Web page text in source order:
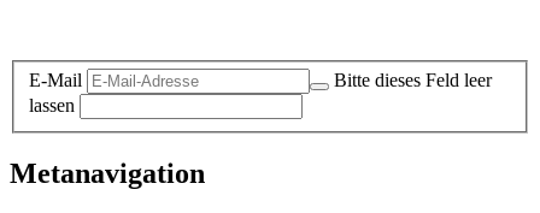
E-Mail
Bitte dieses Feld leer
lassen
Metanavigation